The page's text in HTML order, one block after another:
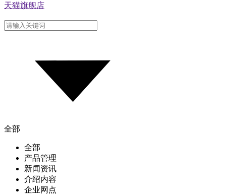
天猫旗舰店
全部
全部
产品管理
新闻资讯
介绍内容
企业网点